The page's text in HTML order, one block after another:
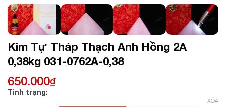
Kim Tự Tháp Thạch Anh Hồng 2A
0,38kg 031-0762A-0,38
650.000₫
Tình trạng:
XÓA